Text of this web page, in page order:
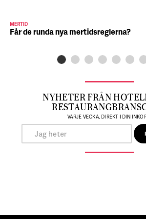
MERTID
Får de runda nya mertidsreglerna?
NYHETER FRÅN
VARJE VECKA, DIREKT I DIN